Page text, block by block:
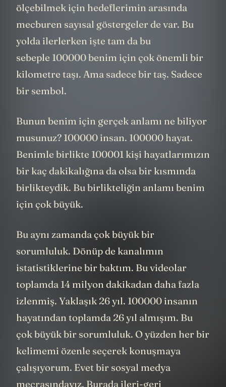
ölçebilmek için hedeflerimin arasında
mecburen sayısal göstergeler de var. Bu
yolda ilerlerken işte tam da bu
sebeple 100000 benim için çok önemli bir
kilometre taşı. Ama sadece bir taş. Sadece
bir sembol.
Bunun benim için gerçek anlamı ne biliyor
musunuz? 100000 insan. 100000 hayat.
Benimle birlikte 100001 kişi hayatlarımızın
bir kaç dakikalığına da olsa bir kısmında
birlikteydik. Bu birlikteliğin anlamı benim
için çok büyük.
Bu aynı zamanda çok büyük bir
sorumluluk. Dönüp de kanalımın
istatistiklerine bir baktım. Bu videolar
toplamda 14 milyon dakikadan daha fazla
izlenmiş. Yaklaşık 26 yıl. 100000 insanın
hayatından toplamda 26 yıl almışım. Bu
çok büyük bir sorumluluk. O yüzden her bir
kelimemi özenle seçerek konuşmaya
çalışıyorum. Evet bir sosyal medya
mecrasındayız. Burada ileri-geri